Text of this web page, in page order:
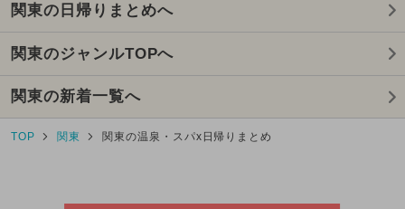
関東の日帰りまとめへ
関東のジャンルTOPへ
関東の新着一覧へ
TOP 関東 関東の温泉・スパx日帰りまとめ